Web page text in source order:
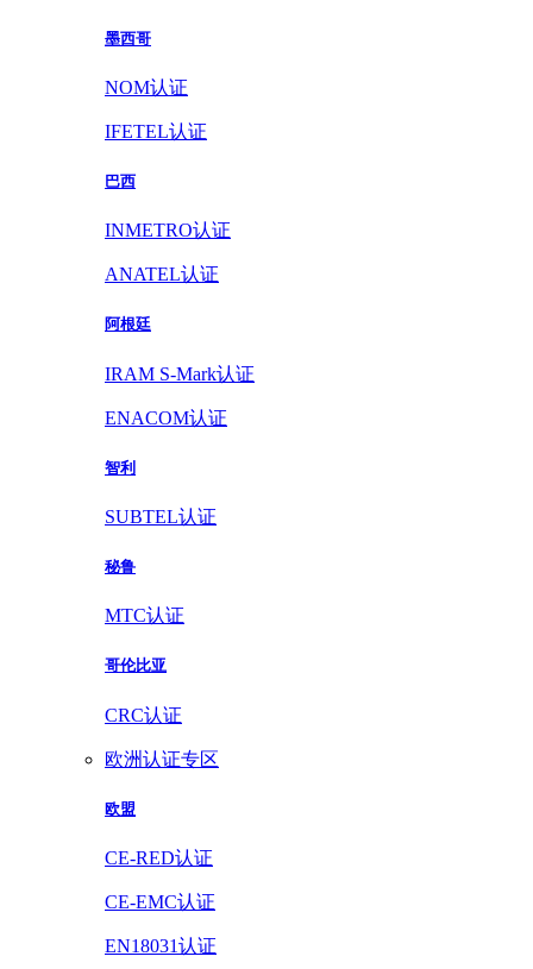
墨西哥
NOM认证
IFETEL认证
巴西
INMETRO认证
ANATEL认证
阿根廷
IRAM S-Mark认证
ENACOM认证
智利
SUBTEL认证
秘鲁
MTC认证
哥伦比亚
CRC认证
欧洲认证专区
欧盟
CE-RED认证
CE-EMC认证
EN18031认证